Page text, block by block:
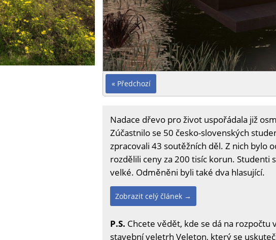
« Předchozí
Nadace dřevo pro život uspořádala již
Zúčastnilo se 50 česko-slovenských
zpracovali 43 soutěžních děl. Z nich bylo
rozdělili ceny za 200 tisíc korun. Studenti
velké. Odměněni byli také dva hlasující.
Zobrazit celý článek →
P.S. Chcete vědět, kde se dá na
stavební veletrh Veleton, který se